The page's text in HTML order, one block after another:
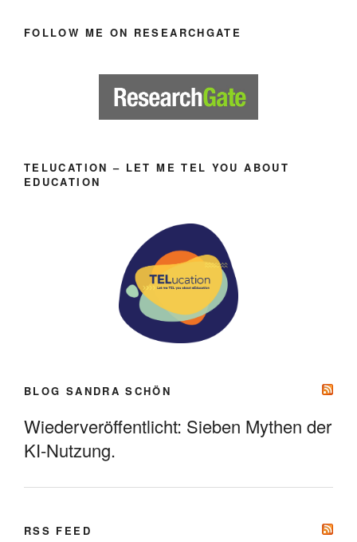
FOLLOW ME ON RESEARCHGATE
TELUCATION – LET ME TEL YOU ABOUT
EDUCATION
BLOG SANDRA SCHÖN
Wiederveröffentlicht: Sieben Mythen der
KI-Nutzung.
RSS FEED